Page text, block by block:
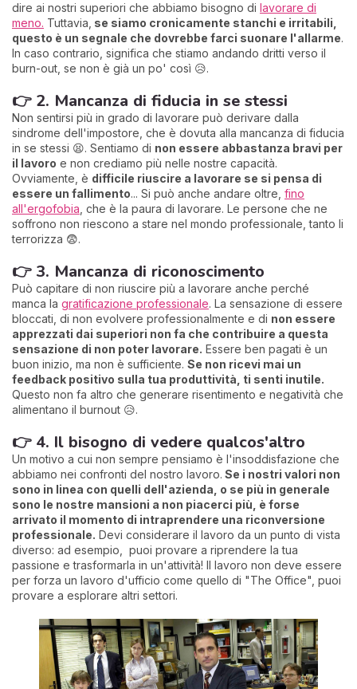
dire ai nostri superiori che abbiamo bisogno di lavorare di
meno. Tuttavia, se siamo cronicamente stanchi e irritabili,
questo è un segnale che dovrebbe farci suonare l'allarme.
In caso contrario, significa che stiamo andando dritti verso il
burn-out, se non è già un po' così 😥.
👉 2. Mancanza di fiducia in se stessi
Non sentirsi più in grado di lavorare può derivare dalla
sindrome dell'impostore, che è dovuta alla mancanza di fiducia
in se stessi 😫. Sentiamo di non essere abbastanza bravi per
il lavoro e non crediamo più nelle nostre capacità.
Ovviamente, è difficile riuscire a lavorare se si pensa di
essere un fallimento... Si può anche andare oltre, fino
all'ergofobia , che è la paura di lavorare. Le persone che ne
soffrono non riescono a stare nel mondo professionale, tanto li
terrorizza 😨.
👉 3. Mancanza di riconoscimento
Può capitare di non riuscire più a lavorare anche perché
manca la gratificazione professionale. La sensazione di essere
bloccati, di non evolvere professionalmente e di non essere
apprezzati dai superiori non fa che contribuire a questa
sensazione di non poter lavorare. Essere ben pagati è un
buon inizio, ma non è sufficiente. Se non ricevi mai un
feedback positivo sulla tua produttività, ti senti inutile.
Questo non fa altro che generare risentimento e negatività che
alimentano il burnout 😥.
👉 4. Il bisogno di vedere qualcos'altro
Un motivo a cui non sempre pensiamo è l'insoddisfazione che
abbiamo nei confronti del nostro lavoro. Se i nostri valori non
sono in linea con quelli dell'azienda, o se più in generale
sono le nostre mansioni a non piacerci più, è forse
arrivato il momento di intraprendere una riconversione
professionale. Devi considerare il lavoro da un punto di vista
diverso: ad esempio, puoi provare a riprendere la tua
passione e trasformarla in un'attività! Il lavoro non deve essere
per forza un lavoro d'ufficio come quello di "The Office", puoi
provare a esplorare altri settori.